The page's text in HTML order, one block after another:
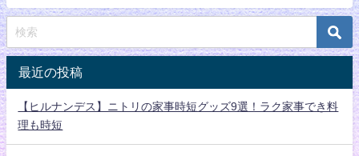
最近の投稿
【ヒルナンデス】ニトリの家事時短グッズ9選！ラク家事でき料
理も時短